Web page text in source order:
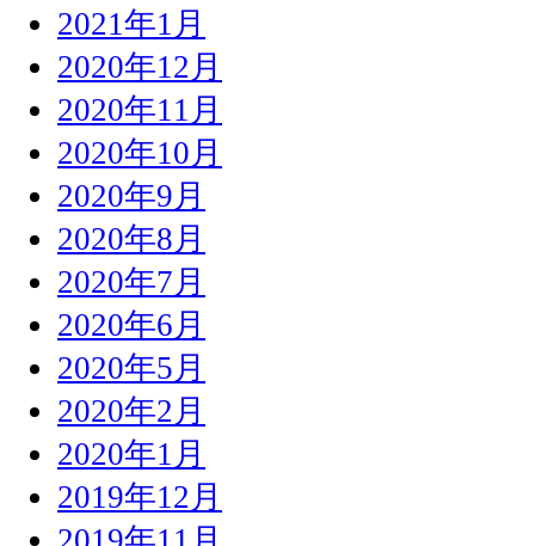
2021年1月
2020年12月
2020年11月
2020年10月
2020年9月
2020年8月
2020年7月
2020年6月
2020年5月
2020年2月
2020年1月
2019年12月